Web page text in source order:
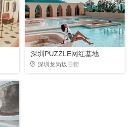
深圳PUZZLE网红基地
深圳龙岗坂田街